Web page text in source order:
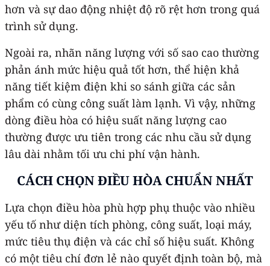
hơn và sự dao động nhiệt độ rõ rệt hơn trong quá
trình sử dụng.
Ngoài ra, nhãn năng lượng với số sao cao thường
phản ánh mức hiệu quả tốt hơn, thể hiện khả
năng tiết kiệm điện khi so sánh giữa các sản
phẩm có cùng công suất làm lạnh. Vì vậy, những
dòng điều hòa có hiệu suất năng lượng cao
thường được ưu tiên trong các nhu cầu sử dụng
lâu dài nhằm tối ưu chi phí vận hành.
CÁCH CHỌN ĐIỀU HÒA CHUẨN NHẤT
Lựa chọn điều hòa phù hợp phụ thuộc vào nhiều
yếu tố như diện tích phòng, công suất, loại máy,
mức tiêu thụ điện và các chỉ số hiệu suất. Không
có một tiêu chí đơn lẻ nào quyết định toàn bộ, mà